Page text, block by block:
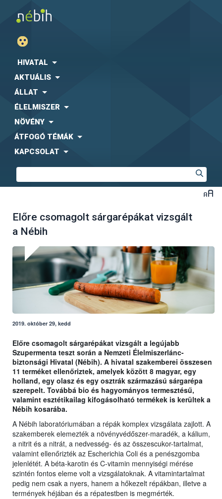
HIVATAL
AKTUÁLIS
ÁLLAT
ÉLELMISZER
NÖVÉNY
ÁTFOGÓ TÉMÁK
KAPCSOLAT
Előre csomagolt sárgarépákat vizsgált
a Nébih
2019. október 29, kedd
Előre csomagolt sárgarépákat vizsgált a legújabb
Szupermenta teszt során a Nemzeti Élelmiszerlánc-
biztonsági Hivatal (Nébih). A hivatal szakemberei összesen
11 terméket ellenőriztek, amelyek között 8 magyar, egy
holland, egy olasz és egy osztrák származású sárgarépa
szerepelt. Továbbá bio és hagyományos termesztésű,
valamint esztétikailag kifogásolható termékek is kerültek a
Nébih kosarába.
A Nébih laboratóriumában a répák komplex vizsgálata zajlott. A
szakemberek elemezték a növényvédőszer-maradék, a kálium,
a nitrit és a nitrát, a nedvesség- és az összescukor-tartalmat,
valamint ellenőrizték az Escherichia Coli és a penészgomba
jelenlétét. A béta-karotin és C-vitamin mennyiségi mérése
szintén fontos eleme volt a vizsgálatoknak. A vitamintartalmat
pedig nem csak a nyers, hanem a hőkezelt répákban, illetve a
termények héjában és a répatestben is megmérték.